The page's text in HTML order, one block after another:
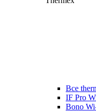
Все
IF Pro
Bono